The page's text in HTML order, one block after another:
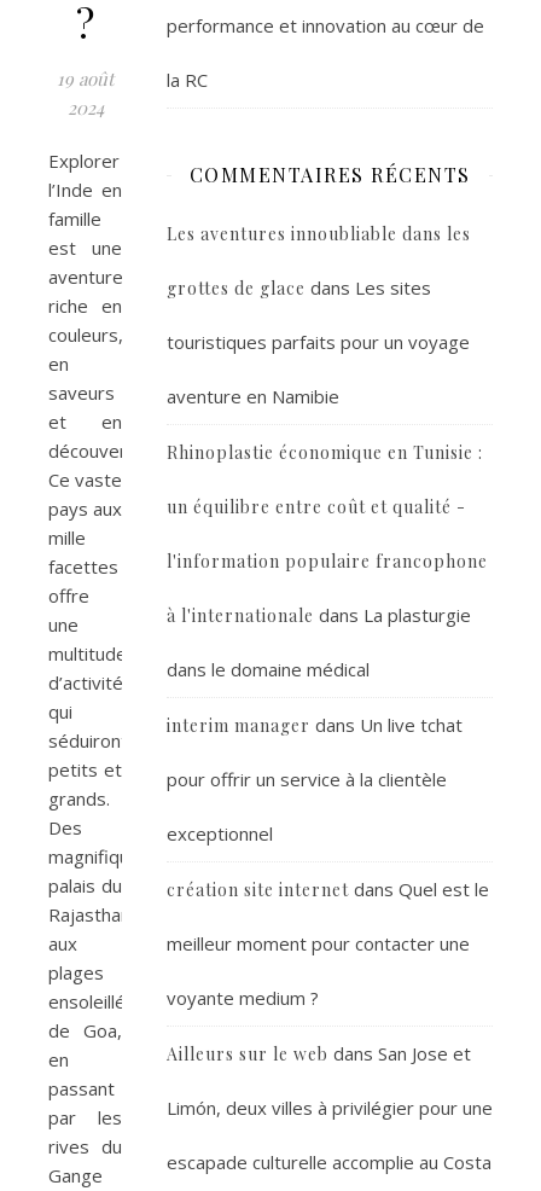
?
19 août
2024
Explorer
l’Inde en
famille
est une
aventure
riche en
couleurs,
en
saveurs
et en
découvertes.
Ce vaste
pays aux
mille
facettes
offre
une
multitude
d’activités
qui
séduiront
petits et
grands.
Des
magnifiques
palais du
Rajasthan
aux
plages
ensoleillées
de Goa,
en
passant
par les
rives du
Gange
performance et innovation au cœur de
la RC
COMMENTAIRES RÉCENTS
Les aventures innoubliable dans les
grottes de glace dans Les sites
touristiques parfaits pour un voyage
aventure en Namibie
Rhinoplastie économique en Tunisie :
un équilibre entre coût et qualité -
l'information populaire francophone
à l'internationale dans La plasturgie
dans le domaine médical
interim manager dans Un live tchat
pour offrir un service à la clientèle
exceptionnel
création site internet dans Quel est le
meilleur moment pour contacter une
voyante medium ?
Ailleurs sur le web dans San Jose et
Limón, deux villes à privilégier pour une
escapade culturelle accomplie au Costa